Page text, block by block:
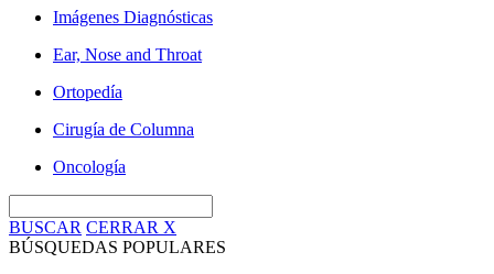
Imágenes Diagnósticas
Ear, Nose and Throat
Ortopedía
Cirugía de Columna
Oncología
BUSCAR CERRAR X
BÚSQUEDAS POPULARES